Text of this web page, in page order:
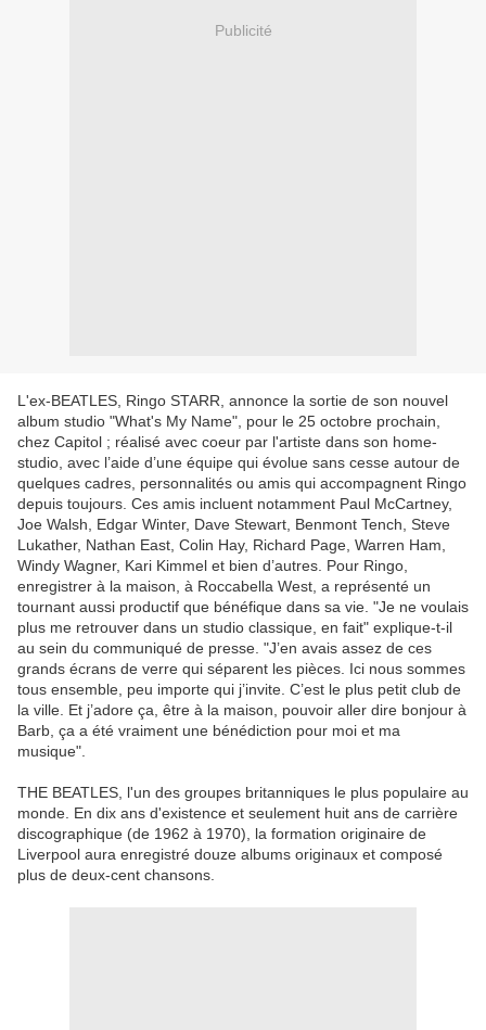
Publicité
L'ex-BEATLES, Ringo STARR, annonce la sortie de son nouvel
album studio "What's My Name", pour le 25 octobre prochain,
chez Capitol ; réalisé avec coeur par l'artiste dans son home-
studio, avec l’aide d’une équipe qui évolue sans cesse autour de
quelques cadres, personnalités ou amis qui accompagnent Ringo
depuis toujours. Ces amis incluent notamment Paul McCartney,
Joe Walsh, Edgar Winter, Dave Stewart, Benmont Tench, Steve
Lukather, Nathan East, Colin Hay, Richard Page, Warren Ham,
Windy Wagner, Kari Kimmel et bien d’autres. Pour Ringo,
enregistrer à la maison, à Roccabella West, a représenté un
tournant aussi productif que bénéfique dans sa vie. "Je ne voulais
plus me retrouver dans un studio classique, en fait" explique-t-il
au sein du communiqué de presse. "J’en avais assez de ces
grands écrans de verre qui séparent les pièces. Ici nous sommes
tous ensemble, peu importe qui j’invite. C’est le plus petit club de
la ville. Et j’adore ça, être à la maison, pouvoir aller dire bonjour à
Barb, ça a été vraiment une bénédiction pour moi et ma
musique".
THE BEATLES, l'un des groupes britanniques le plus populaire au
monde. En dix ans d'existence et seulement huit ans de carrière
discographique (de 1962 à 1970), la formation originaire de
Liverpool aura enregistré douze albums originaux et composé
plus de deux-cent chansons.